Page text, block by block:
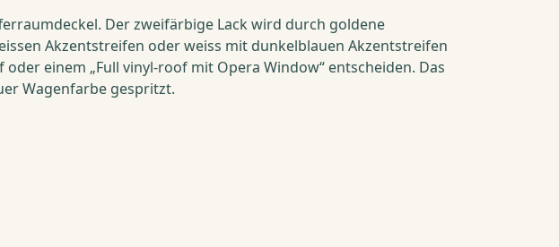
Der zweifärbige Lack wird durch goldene
Akzentstreifen oder weiss mit dunkelblauen Akzentstreifen
einem „Full vinyl-roof mit Opera Window“ entscheiden. Das
Wagenfarbe gespritzt.